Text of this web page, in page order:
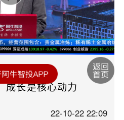
成长是核心动力
22-10-22 22:09